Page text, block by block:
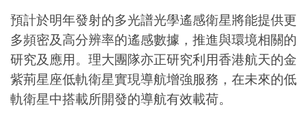
預計於明年發射的多光譜光學遙感衛星將能提供更
多頻密及高分辨率的遙感數據，推進與環境相關的
研究及應用。理大團隊亦正研究利用香港航天的金
紫荊星座低軌衛星實現導航增強服務，在未來的低
軌衛星中搭載所開發的導航有效載荷。